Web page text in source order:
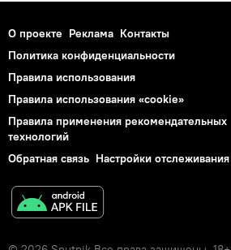
О проекте Реклама Контакты
Политика конфиденциальности
Правила использования
Правила использования «cookie»
Правила применения рекомендательных
технологий
Обратная связь Настройки отслеживания